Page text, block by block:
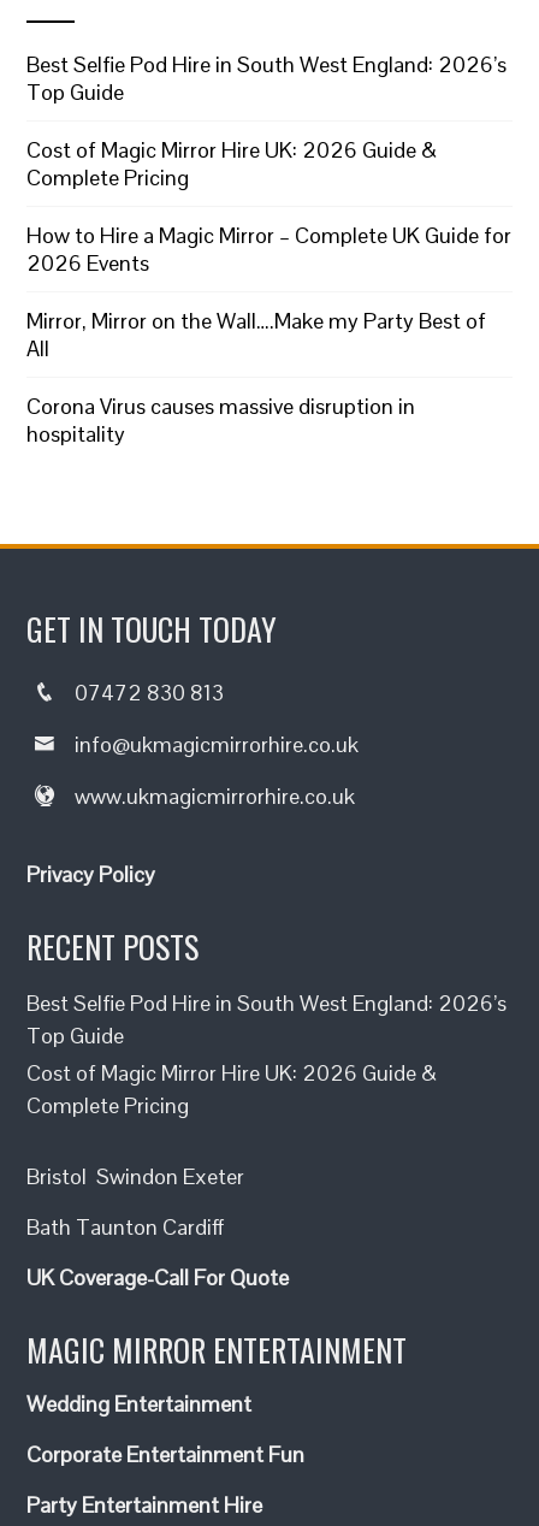
Best Selfie Pod Hire in South West England: 2026’s
Top Guide
Cost of Magic Mirror Hire UK: 2026 Guide &
Complete Pricing
How to Hire a Magic Mirror – Complete UK Guide for
2026 Events
Mirror, Mirror on the Wall….Make my Party Best of
All
Corona Virus causes massive disruption in
hospitality
GET IN TOUCH TODAY
07472 830 813
info@ukmagicmirrorhire.co.uk
www.ukmagicmirrorhire.co.uk
Privacy Policy
RECENT POSTS
Best Selfie Pod Hire in South West England: 2026’s
Top Guide
Cost of Magic Mirror Hire UK: 2026 Guide &
Complete Pricing
BristolSwindon Exeter
Bath Taunton Cardiff
UK Coverage-Call For Quote
MAGIC MIRROR ENTERTAINMENT
Wedding Entertainment
Corporate Entertainment Fun
Party Entertainment Hire